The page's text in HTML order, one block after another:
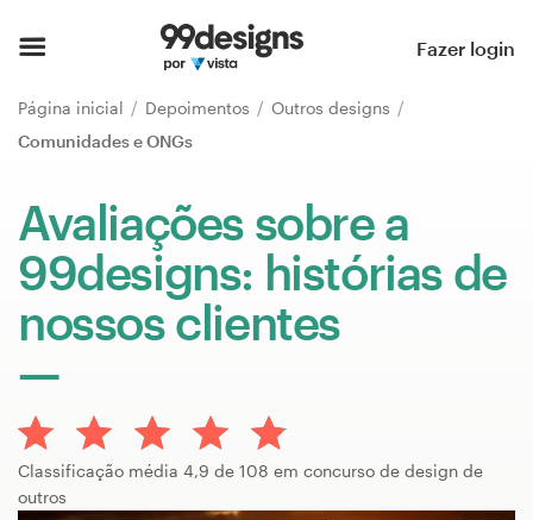
Fazer login
Página inicial Depoimentos
Outros designs
Comunidades e ONGs
Avaliações sobre a
99designs: histórias de
nossos clientes
Classificação média 4,9 de 108 em concurso de design de
outros
Página inicial
Pesquisar categorias
Encontre um designer
Inspiração
99designs Pro
Serviços
de
design